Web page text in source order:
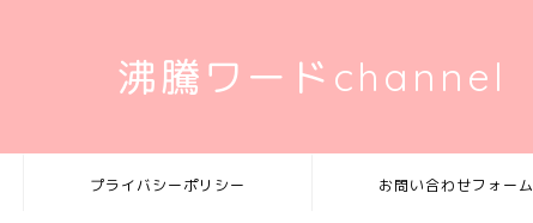
沸騰ワードchannel
プライバシーポリシー お問い合わせフォーム